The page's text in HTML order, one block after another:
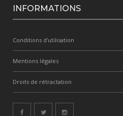
INFORMATIONS
Conditions d’utilisation
Mentions légales
Droits de rétractation